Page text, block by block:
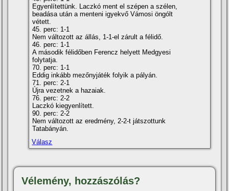
Egyenlí­tettünk. Laczkó ment el szépen a szélen,
beadása után a menteni igyekvő Vámosi öngólt
vétett.
45. perc: 1-1
Nem változott az állás, 1-1-el zárult a félidő.
46. perc: 1-1
A második félidőben Ferencz helyett Medgyesi
folytatja.
70. perc: 1-1
Eddig inkább mezőnyjáték folyik a pályán.
71. perc: 2-1
Újra vezetnek a hazaiak.
76. perc: 2-2
Laczkó kiegyenlí­tett.
90. perc: 2-2
Nem változott az eredmény, 2-2-t játszottunk
Tatabányán.
Válasz
Vélemény, hozzászólás?